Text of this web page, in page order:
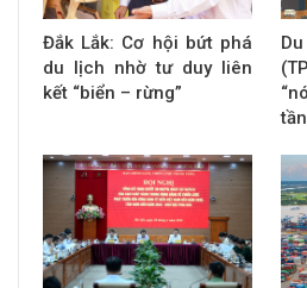
Đắk Lắk: Cơ hội bứt phá
du lịch nhờ tư duy liên
kết “biển – rừng”